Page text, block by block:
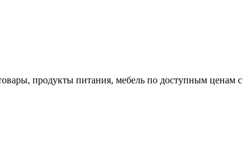
продукты питания, мебель по доступным ценам